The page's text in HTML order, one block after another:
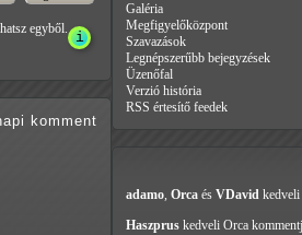
egyből.
komment
Galéria
Megfigyelőközpont
Szavazások
Legnépszerűbb bejegyzések
Üzenőfal
Verzió história
RSS értesítő feedek
adamo, Orca és VDavid
Haszprus kedveli Orca